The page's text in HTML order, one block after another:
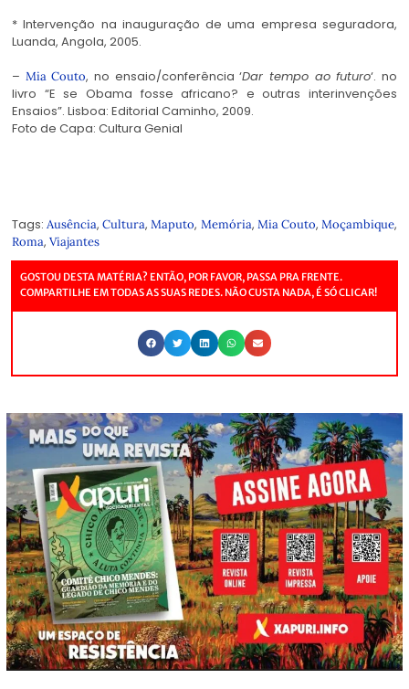
* Intervenção na inauguração de uma empresa seguradora,
Luanda, Angola, 2005.
– Mia Couto, no ensaio/conferência ‘Dar tempo ao futuro‘. no
livro “E se Obama fosse africano? e outras interinvenções
Ensaios”. Lisboa: Editorial Caminho, 2009.
Foto de Capa: Cultura Genial
Tags:Ausência,Cultura,Maputo, Memória, Mia Couto,Moçambique,
Roma, Viajantes
GOSTOU DESTA MATÉRIA? ENTÃO, POR FAVOR, PASSA PRA FRENTE.
COMPARTILHE EM TODAS AS SUAS REDES. NÃO CUSTA NADA, É SÓ CLICAR!